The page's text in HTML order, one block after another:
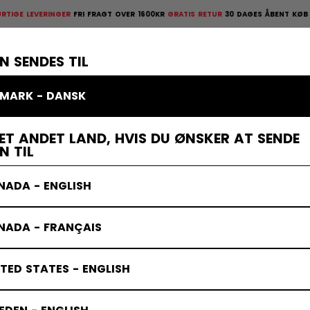
SENDES TIL
- DANSK
ANDET LAND, HVIS DU ØNSKER AT SENDE
TIL
- ENGLISH
- FRANÇAIS
STATES - ENGLISH
FRI FRAGT OVER 1600KRGRATIS RETUR30 DAGES ÅBENT KØBHURTIGE
åbent køb
MÅLMAND